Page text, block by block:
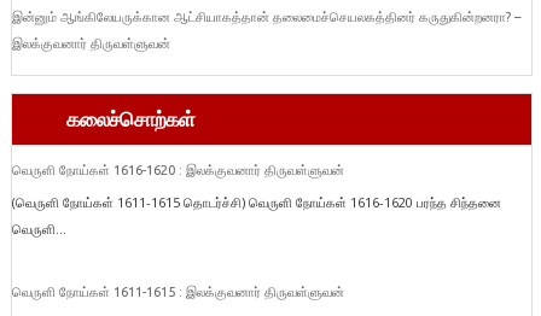
இன்னும் ஆங்கிலேயருக்கான ஆட்சியாகத்தான் தலைமைச்செயலகத்தினர் கருதுகின்றனரா? –
இலக்குவனார் திருவள்ளுவன்
கலைச்சொற்கள்
வெருளி நோய்கள் 1616-1620 : இலக்குவனார் திருவள்ளுவன்
(வெருளி நோய்கள் 1611-1615 தொடர்ச்சி) வெருளி நோய்கள் 1616-1620 பரந்த சிந்தனை
வெருளி...
வெருளி நோய்கள் 1611-1615 : இலக்குவனார் திருவள்ளுவன்